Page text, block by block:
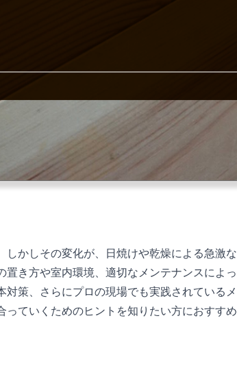
かしその変化が、日焼けや乾燥による急激
き方や室内環境、適切なメンテナンスによ
策、さらにプロの現場でも実践されている
ていくためのヒントを知りたい方におすすめ